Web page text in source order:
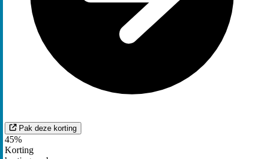
Pak deze korting
45%
Korting